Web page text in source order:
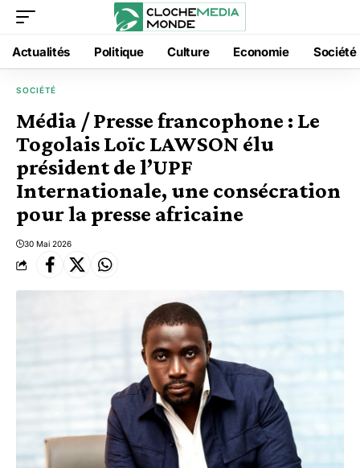
Actualités Politique Culture Economie Société
SOCIÉTÉ
Média / Presse francophone : Le
Togolais Loïc LAWSON élu
président de l’UPF
Internationale, une consécration
pour la presse africaine
30 Mai 2026